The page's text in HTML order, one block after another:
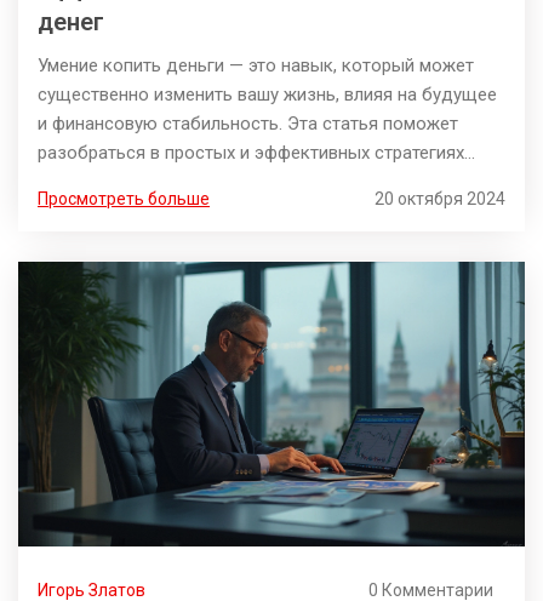
денег
Умение копить деньги — это навык, который может
существенно изменить вашу жизнь, влияя на будущее
и финансовую стабильность. Эта статья поможет
разобраться в простых и эффективных стратегиях
уровнем дохода. Вы узнаете, как шаг за шагом
ошибок. Кроме этого, речь пойдет о психологических
аспектах, которые играют важную роль в этом
процессе. Статья будет полезна как для новичков, так
и для тех, кто уже много лет пытается накопить
деньги.
Просмотреть больше 20 октября 2024
Игорь Златов 0 Комментарии